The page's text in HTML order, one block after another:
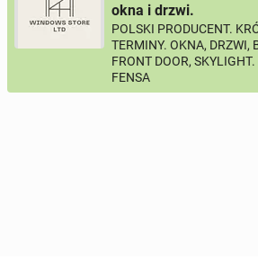
Numer telefon wg wzoru NR KIERUNKOWY
lub +48 221234567
Pytanie aktywujące
okna i drzwi.
POLSKI PRODUCENT.
TERMINY. OKNA, DRZWI,
FRONT DOOR,
FENSA